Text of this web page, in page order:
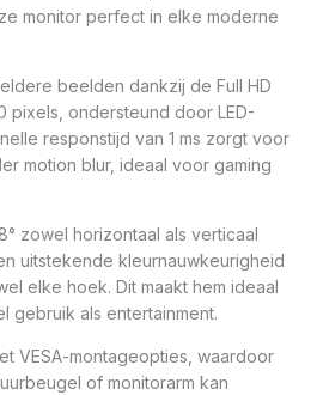
monitor perfect in elke moderne
beelden dankzij de Full HD
pixels, ondersteund door LED-
responstijd van 1 ms zorgt voor
motion blur, ideaal voor gaming
zowel horizontaal als verticaal
uitstekende kleurnauwkeurigheid
elke hoek. Dit maakt hem ideaal
gebruik als entertainment.
VESA-montageopties, waardoor
of monitorarm kan